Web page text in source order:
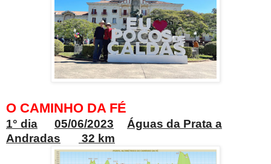
O CAMINHO DA FÉ
1° dia 05/06/2023
Águas da Prata a
Andradas
32 km